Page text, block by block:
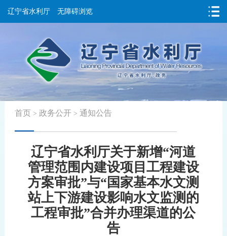
辽宁省水利厅 无障碍浏览
首页 > 政务公开 > 通知公告
辽宁省水利厅关于新增“河道
管理范围内建设项目工程建设
方案审批”与“国家基本水文测
站上下游建设影响水文监测的
工程审批”合并办理渠道的公
告